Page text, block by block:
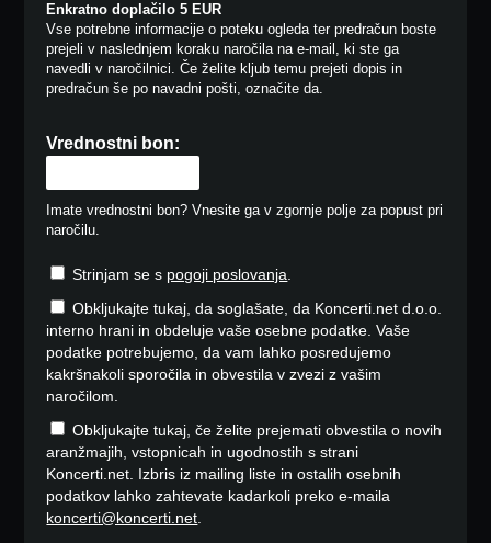
Enkratno doplačilo 5 EUR
Vse potrebne informacije o poteku ogleda ter predračun boste
prejeli v naslednjem koraku naročila na e-mail, ki ste ga
navedli v naročilnici. Če želite kljub temu prejeti dopis in
predračun še po navadni pošti, označite da.
Vrednostni bon:
Imate vrednostni bon? Vnesite ga v zgornje polje za popust pri
naročilu.
Strinjam se s pogoji poslovanja.
Obkljukajte tukaj, da soglašate, da Koncerti.net d.o.o.
interno hrani in obdeluje vaše osebne podatke. Vaše
podatke potrebujemo, da vam lahko posredujemo
kakršnakoli sporočila in obvestila v zvezi z vašim
naročilom.
Obkljukajte tukaj, če želite prejemati obvestila o novih
aranžmajih, vstopnicah in ugodnostih s strani
Koncerti.net. Izbris iz mailing liste in ostalih osebnih
podatkov lahko zahtevate kadarkoli preko e-maila
koncerti@koncerti.net.